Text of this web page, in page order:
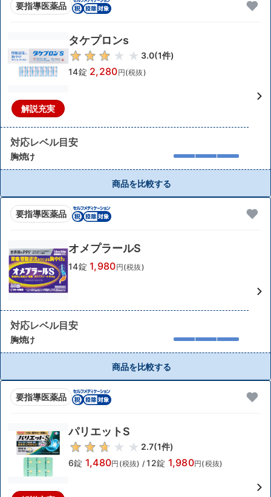
要指導医薬品
解説充実
タケプロンs
3.0(1件)
14錠 2,280円(税抜)
対応レベル目安
胸焼け
商品を比較する
要指導医薬品
オメプラールS
14錠 1,980円(税抜)
対応レベル目安
胸焼け
商品を比較する
要指導医薬品
パリエットS
2.7(1件)
6錠 1,480円(税抜) / 12錠 1,980円(税抜)